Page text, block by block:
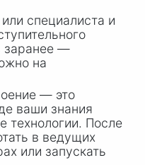
специалиста и
заранее —
на
— это
ваши знания
технологии. После
в ведущих
или запускать